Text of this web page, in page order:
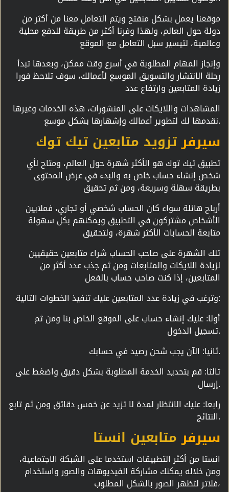
موقعنا يعمل بشكل منفتح ويتم التعامل معنا من أكثر من
دولة حول العالم، ولهذا وفرنا أكثر من طريقة للدفع محلية
وعالمية، لتيسير سبل التعامل مع الموقع
وإنجاز المهام المطلوبة في أسرع وقت ممكن، وبعدها تبدأ
رحلة الانتشار والتسويق الموسع لأعمالك، سوف تلاحظ فورا
زيادة المتابعين وارتفاع عدد
المشاهدات واللايكات على المنشورات، هذه الخدمات وغيرها
نقدمها لك لتطوير أعمالك وإشهارها بشكل موسع.
سيرفرتزويد متابعين تيك توك
تطبيق تيك توك هو الأكثر شهرة حول العالم، ومتاح لأي
شخص إنشاء حساب خاص به والبدء في عرض المحتوى
بطريقة سهلة وسريعة، ومن ثم تحقيق
أرباح هائلة سواء كان الحساب شخصي أو تجاري، فملايين
الأشخاص مشتركون في التطبيق ويمكنهم بكل سهولة
متابعة الحسابات الأكثر شهرة، ولتحقيق
تلك الشهرة على صاحب الحساب شراء متابعين حقيقيين
لزيادة اللايكات والمتابعات ومن ثم جذب عدد أكثر من
المتابعين، إذا كنت صاحب حساب بالفعل
وترغب في زيادة عدد المتابعين عليك تنفيذ الخطوات التالية:
أولا: عليك إنشاء حساب على الموقع الخاص بنا ومن ثم
تسجيل الدخول.
ثانيا: الآن يجب شحن رصيد في حسابك.
ثالثا: قم بتحديد الخدمة المطلوبة بشكل دقيق واضغط على
إرسال.
رابعا: عليك الانتظار لمدة لا تزيد عن خمس دقائق ومن ثم تابع
النتائج.
سيرفرمتابعين انستا
انستا من أكثر التطبيقات استخدما على الشبكة الاجتماعية،
ومن خلاله يمكنك مشاركة الفيديوهات والصور واستخدام
فلاتر لتظهر الصور بالشكل المطلوب،